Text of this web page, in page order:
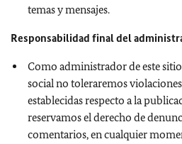
temas y mensajes.
Responsabilidad final del
Como administrador de este
social no toleraremos
establecidas respecto a la
reservamos el derecho de
comentarios, en cualquier